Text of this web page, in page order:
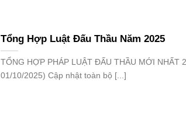
Tổng Hợp Luật Đấu Thầu Năm 2025
TỔNG HỢP PHÁP LUẬT ĐẤU THẦU MỚI NHẤT
01/10/2025) Cập nhật toàn bộ [...]